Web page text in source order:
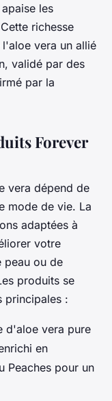
les
richesse
vera un allié
validé par des
par la
Forever
vera dépend de
mode de vie. La
adaptées à
votre
peau ou de
produits se
principales :
d'aloe vera pure
en
Peaches pour un